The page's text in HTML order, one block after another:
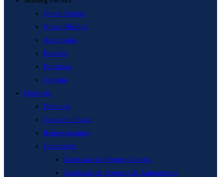
Quem Somos
Nossa História
Associadas
Estatuto
Estrutura
Contato
Diretoria
Diretoria
Conselho Fiscal
Representantes
Comissões
Comissão de Seguros Gerais
Comissão de Seguros de Automóveis